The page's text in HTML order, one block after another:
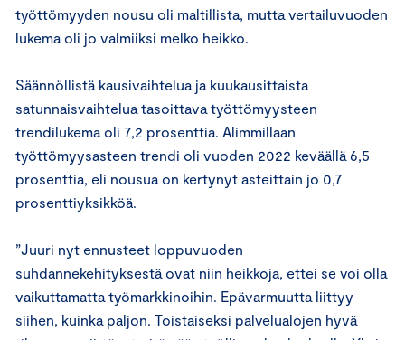
työttömyyden nousu oli maltillista, mutta vertailuvuoden
lukema oli jo valmiiksi melko heikko.
Säännöllistä kausivaihtelua ja kuukausittaista
satunnaisvaihtelua tasoittava työttömyysteen
trendilukema oli 7,2 prosenttia. Alimmillaan
työttömyysasteen trendi oli vuoden 2022 keväällä 6,5
prosenttia, eli nousua on kertynyt asteittain jo 0,7
prosenttiyksikköä.
”Juuri nyt ennusteet loppuvuoden
suhdannekehityksestä ovat niin heikkoja, ettei se voi olla
vaikuttamatta työmarkkinoihin. Epävarmuutta liittyy
siihen, kuinka paljon. Toistaiseksi palvelualojen hyvä